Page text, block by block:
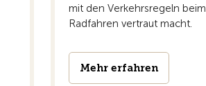
mit den Verkehrsregeln beim
Radfahren vertraut macht.
Mehr erfahren